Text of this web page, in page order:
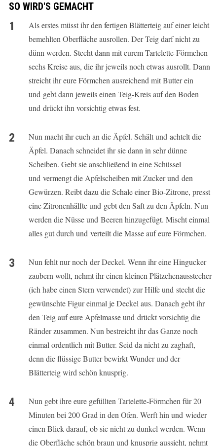
SO WIRD'S GEMACHT
Als erstes müsst ihr den fertigen Blätterteig auf einer leicht
bemehlten Oberfläche ausrollen. Der Teig darf nicht zu
dünn werden. Stecht dann mit eurem Tartelette-Förmchen
sechs Kreise aus, die ihr jeweils noch etwas ausrollt. Dann
streicht ihr eure Förmchen ausreichend mit Butter ein
und gebt dann jeweils einen Teig-Kreis auf den Boden
und drückt ihn vorsichtig etwas fest.
Nun macht ihr euch an die Äpfel. Schält und achtelt die
Äpfel. Danach schneidet ihr sie dann in sehr dünne
Scheiben. Gebt sie anschließend in eine Schüssel
und vermengt die Apfelscheiben mit Zucker und den
Gewürzen. Reibt dazu die Schale einer Bio-Zitrone, presst
eine Zitronenhälfte und gebt den Saft zu den Äpfeln. Nun
werden die Nüsse und Beeren hinzugefügt. Mischt einmal
alles gut durch und verteilt die Masse auf eure Förmchen.
Nun fehlt nur noch der Deckel. Wenn ihr eine Hingucker
zaubern wollt, nehmt ihr einen kleinen Plätzchenausstecher
(ich habe einen Stern verwendet) zur Hilfe und stecht die
gewünschte Figur einmal je Deckel aus. Danach gebt ihr
den Teig auf eure Apfelmasse und drückt vorsichtig die
Ränder zusammen. Nun bestreicht ihr das Ganze noch
einmal ordentlich mit Butter. Seid da nicht zu zaghaft,
denn die flüssige Butter bewirkt Wunder und der
Blätterteig wird schön knusprig.
Nun gebt ihre eure gefüllten Tartelette-Förmchen für 20
Minuten bei 200 Grad in den Ofen. Werft hin und wieder
einen Blick darauf, ob sie nicht zu dunkel werden. Wenn
die Oberfläche schön braun und knusprig aussieht, nehmt